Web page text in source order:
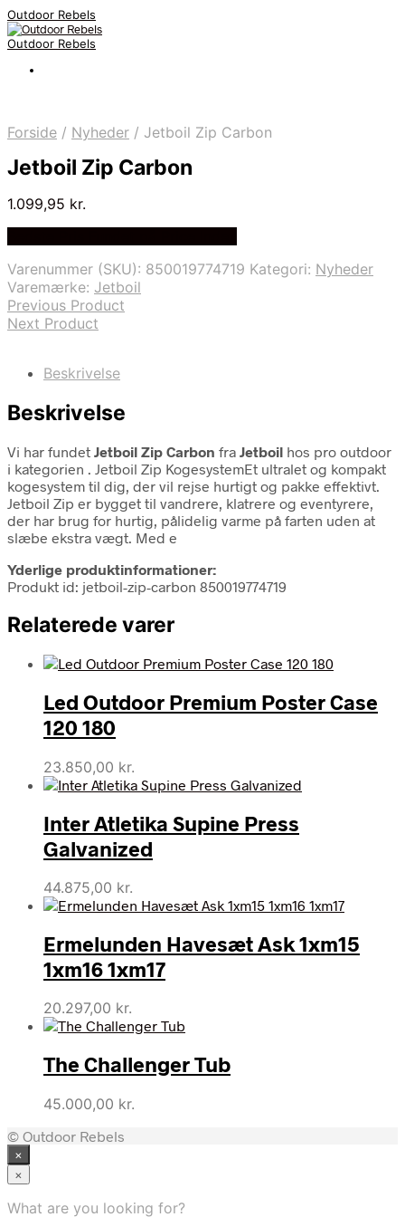
Outdoor Rebels
Outdoor Rebels
Forside / Nyheder / Jetboil Zip Carbon
Jetboil Zip Carbon
1.099,95 kr.
Varenummer (SKU): 850019774719 Kategori: Nyheder
Varemærke: Jetboil
Previous Product
Next Product
Beskrivelse
Beskrivelse
Vi har fundet Jetboil Zip Carbon fra Jetboil hos pro outdoor
i kategorien . Jetboil Zip KogesystemEt ultralet og kompakt
kogesystem til dig, der vil rejse hurtigt og pakke effektivt.
Jetboil Zip er bygget til vandrere, klatrere og eventyrere,
der har brug for hurtig, pålidelig varme på farten uden at
slæbe ekstra vægt. Med e
Yderlige produktinformationer:
Produkt id: jetboil-zip-carbon 850019774719
Relaterede varer
Led Outdoor Premium Poster Case
120 180
23.850,00 kr.
Inter Atletika Supine Press
Galvanized
44.875,00 kr.
Ermelunden Havesæt Ask 1xm15
1xm16 1xm17
20.297,00 kr.
The Challenger Tub
45.000,00 kr.
© Outdoor Rebels
×
×
What are you looking for?